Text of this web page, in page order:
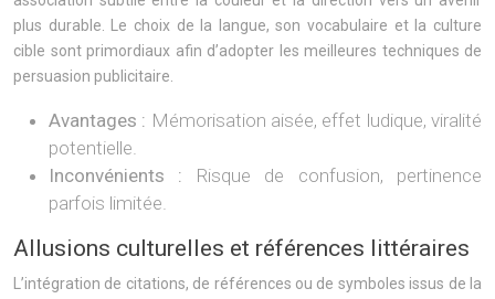
plus durable. Le choix de la langue, son vocabulaire et la culture
cible sont primordiaux afin d’adopter les meilleures techniques de
persuasion publicitaire.
Avantages : Mémorisation aisée, effet ludique, viralité
potentielle.
Inconvénients : Risque de confusion, pertinence
parfois limitée.
Allusions culturelles et références littéraires
L’intégration de citations, de références ou de symboles issus de la